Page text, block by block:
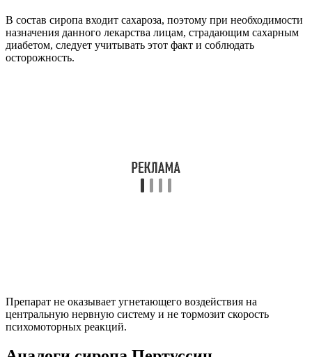
В состав сиропа входит сахароза, поэтому при необходимости
назначения данного лекарства лицам, страдающим сахарным
диабетом, следует учитывать этот факт и соблюдать
осторожность.
Препарат не оказывает угнетающего воздействия на
центральную нервную систему и не тормозит скорость
психомоторных реакций.